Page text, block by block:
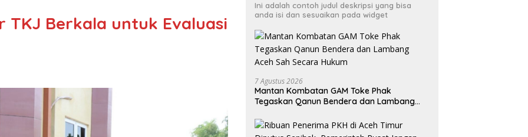
TKJ Berkala untuk Evaluasi
Ini adalah contoh judul deskripsi yang bisa
anda isi dan sesuaikan pada widget
7 Agustus 2026
Mantan Kombatan GAM Toke Phak
Tegaskan Qanun Bendera dan Lambang